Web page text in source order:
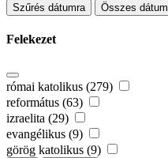
Szűrés dátumra Összes dátum
Felekezet
római katolikus (279)
református (63)
izraelita (29)
evangélikus (9)
görög katolikus (9)